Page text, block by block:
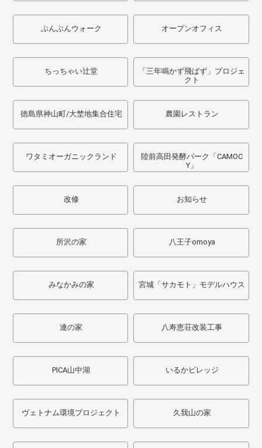
ぶんぶんウォーク オープンオフィス
ちっちゃい辻堂
「三年鳴かず飛ばず」プロジェ
クト
徳島県神山町/大埜地集合住宅 農園レストラン
ワタミオーガニックランド
陸前高田発酵パーク「CAMOC
Y」
改修 お知らせ
所沢の家 八王子omoya
みなかみの家 宮城「サカモト」モデルハウス
連の家 八寿恵荘改装工事
PICA山中湖 いるかビレッジ
ヴェトナム環境プロジェクト 久我山の家